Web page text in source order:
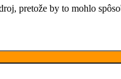
pretože by to mohlo